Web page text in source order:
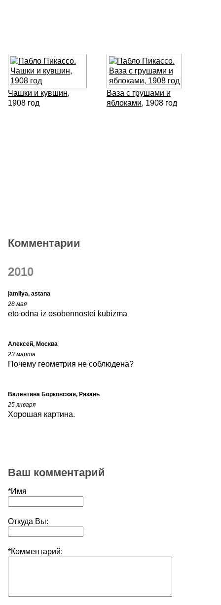
Чашки и кувшин,
1908 год
Ваза с грушами и
яблоками, 1908 год
Комментарии
2010
jamilya, astana
28 мая
eto odna iz osobennostei kubizma
Алексей, Москва
23 марта
Почему геометрия не соблюдена?
Валентина Борковская, Рязань
25 января
Хорошая картина.
Ваш комментарий
*Имя
Откуда Вы:
*Комментарий: